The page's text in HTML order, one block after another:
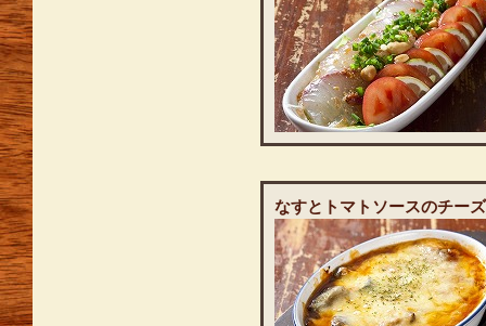
なすとトマトソースのチー